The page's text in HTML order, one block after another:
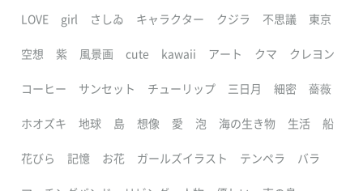
LOVE girl さしゐ キャラクター クジラ 不思議 東京
空想 紫 風景画 cute kawaii アート クマ クレヨン
コーヒー サンセット チューリップ 三日月 細密 薔薇
ホオズキ 地球 島 想像 愛 泡 海の生き物 生活 船
花びら 記憶 お花 ガールズイラスト テンペラ バラ